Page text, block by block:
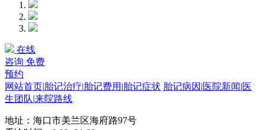
在线
咨询 免费
预约
网站首页|胎记治疗|胎记费用 |胎记症状 胎记病因 |医院新闻|医
生团队|来院路线
地址：海口市美兰区海府路97号